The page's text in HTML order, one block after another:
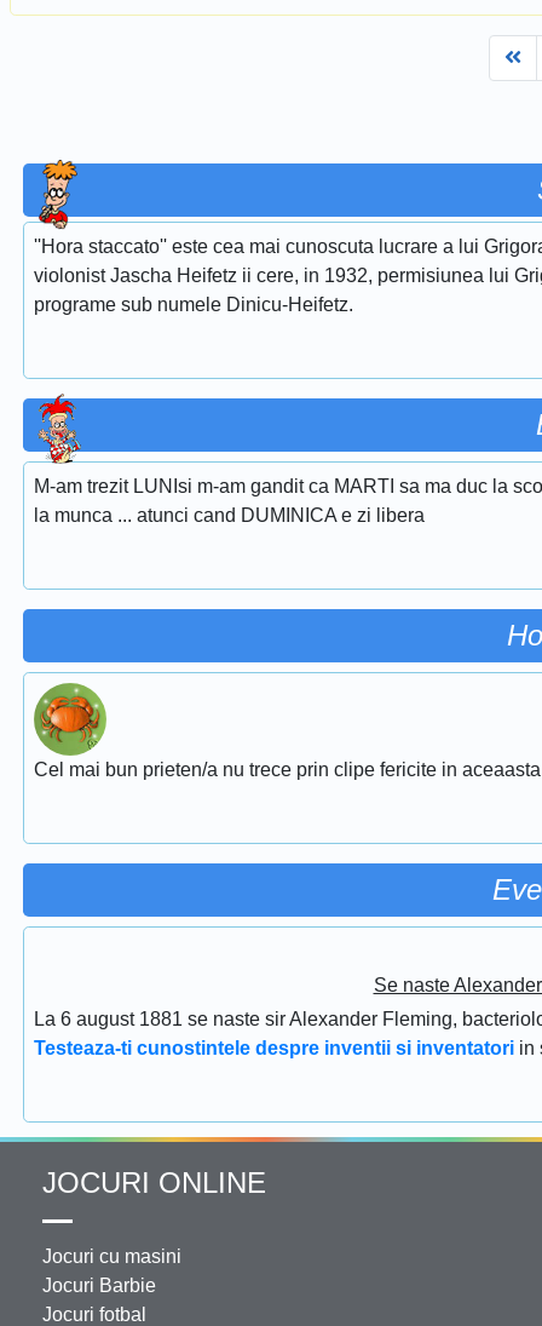
''Hora staccato'' este cea mai cunoscuta lucrare a lui
violonist Jascha Heifetz ii cere, in 1932, permisiunea lui
programe sub numele Dinicu-Heifetz.
M-am trezit LUNIsi m-am gandit ca MARTI sa ma duc la
la munca ... atunci cand DUMINICA e zi libera
Cel mai bun prieten/a nu trece prin clipe fericite in
Se naste
La 6 august 1881 se naste sir Alexander Fleming,
Testeaza-ti cunostintele despre inventii si inventatori in
JOCURI ONLINE
Jocuri cu masini
Jocuri Barbie
Jocuri fotbal